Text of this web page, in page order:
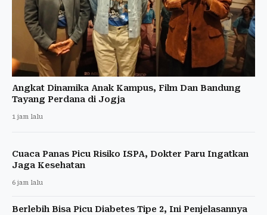
Angkat Dinamika Anak Kampus, Film Dan Bandung
Tayang Perdana di Jogja
1 jam lalu
Cuaca Panas Picu Risiko ISPA, Dokter Paru Ingatkan
Jaga Kesehatan
6 jam lalu
Berlebih Bisa Picu Diabetes Tipe 2, Ini Penjelasannya